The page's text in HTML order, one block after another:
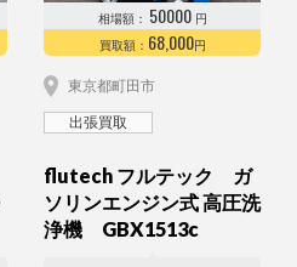
相場額： 50000 円
買取額： 68,000円
東京都町田市
出張買取
flutech フルテック ガ
ソリンエンジン式 高圧洗
浄機 GBX1513c